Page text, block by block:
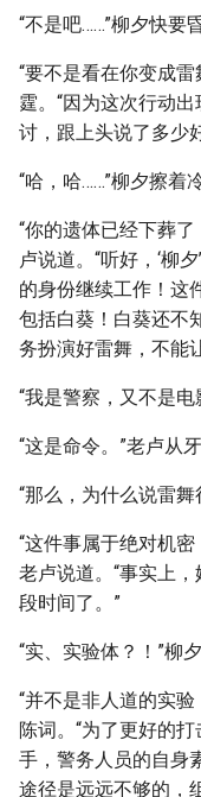
“不是吧……”柳夕快要
“要不是看在你变成
霆。“因为这次行动
讨，跟上头说了多少
“哈，哈……”柳夕擦着
“你的遗体已经下葬
卢说道。“听好，‘柳
的身份继续工作！这
包括白葵！白葵还不
务扮演好雷舞，不能
“我是警察，又不是电
“这是命令。”老卢从
“那么，为什么说雷舞
“这件事属于绝对机
老卢说道。“事实上
段时间了。”
“实、实验体？！”柳
“并不是非人道的实
陈词。“为了更好的
手，警务人员的自身
途径是远远不够的，